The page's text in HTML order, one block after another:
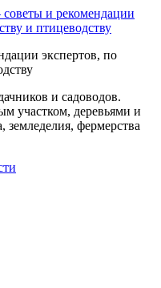
экспертов, по
и садоводов.
участком, деревьями и
земледелия, фермерства